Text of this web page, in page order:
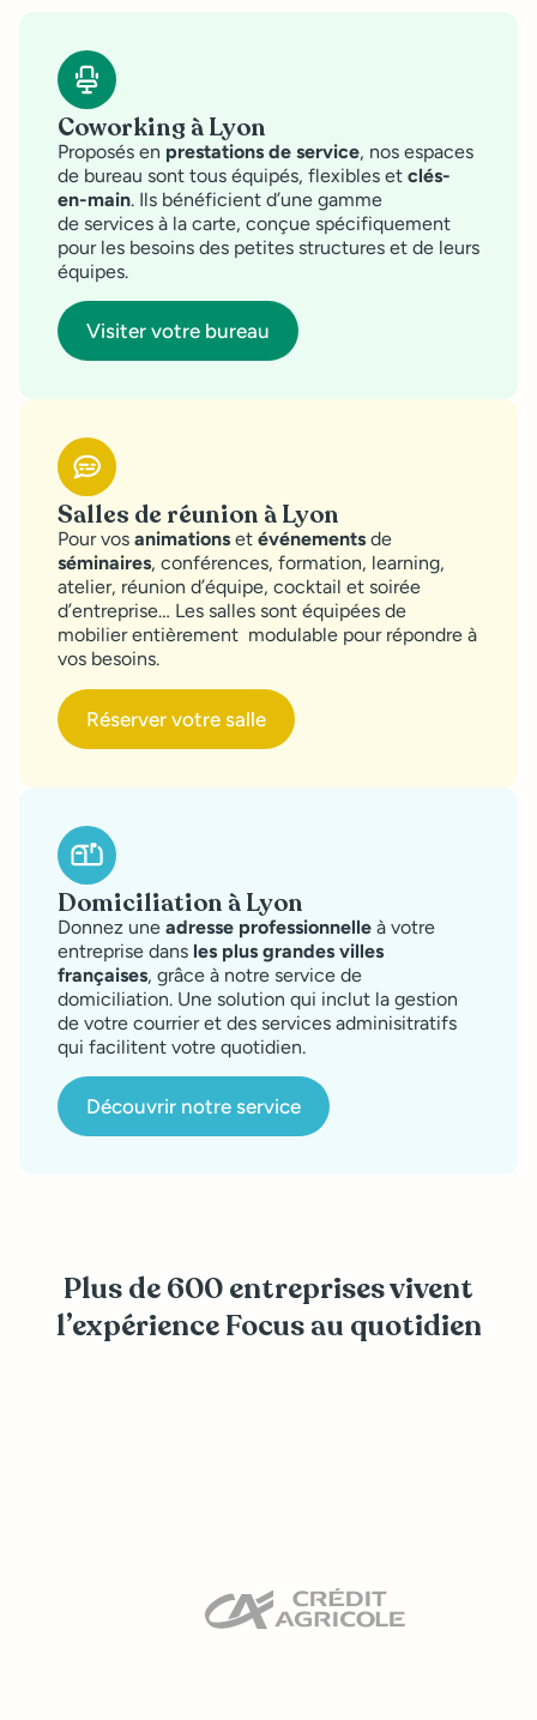
Coworking à Lyon
Proposés en prestations de service, nos espaces
de bureau sont tous équipés, flexibles et clés-
en-main. Ils bénéficient d’une gamme
de services à la carte, conçue spécifiquement
pour les besoins des petites structures et de leurs
équipes.
Visiter votre bureau
Salles de réunion à Lyon
Pour vos animations et événements de
séminaires, conférences, formation, learning,
atelier, réunion d’équipe, cocktail et soirée
d’entreprise… Les salles sont équipées de
mobilier entièrement modulable pour répondre à
vos besoins.
Réserver votre salle
Domiciliation à Lyon
Donnez une adresse professionnelle à votre
entreprise dans les plus grandes villes
françaises, grâce à notre service de
domiciliation. Une solution qui inclut la gestion
de votre courrier et des services adminisitratifs
qui facilitent votre quotidien.
Découvrir notre service
Plus de 600 entreprises vivent
l’expérience Focus au quotidien